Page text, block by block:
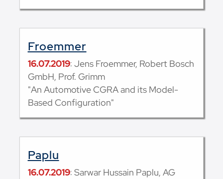
Froemmer
16.07.2019: Jens Froemmer, Robert Bosch
GmbH, Prof. Grimm
"An Automotive CGRA and its Model-
Based Configuration"
Paplu
16.07.2019: Sarwar Hussain Paplu, AG